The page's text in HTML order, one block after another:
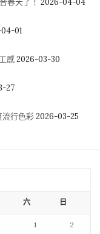
春天了！ 2026-04-04
01
感 2026-03-30
27
行色彩 2026-03-25
六 日
1 2